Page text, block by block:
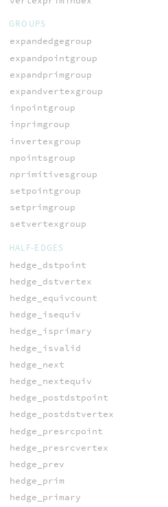
GROUPS
expandedgegroup
expandpointgroup
expandprimgroup
expandvertexgroup
inpointgroup
inprimgroup
invertexgroup
npointsgroup
nprimitivesgroup
setpointgroup
setprimgroup
setvertexgroup
HALF-EDGES
hedge_dstpoint
hedge_dstvertex
hedge_equivcount
hedge_isequiv
hedge_isprimary
hedge_isvalid
hedge_next
hedge_nextequiv
hedge_postdstpoint
hedge_postdstvertex
hedge_presrcpoint
hedge_presrcvertex
hedge_prev
hedge_prim
hedge_primary